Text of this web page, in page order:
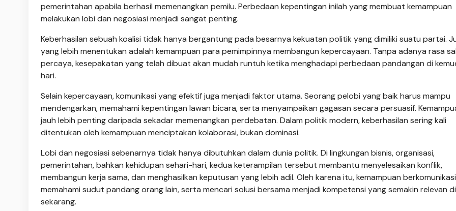
pemerintahan apabila berhasil memenangkan pemilu. Perbedaan kepentingan inilah yang membuat kemampuan
melakukan lobi dan negosiasi menjadi sangat penting.
Keberhasilan sebuah koalisi tidak hanya bergantung pada besarnya kekuatan politik yang dimiliki suatu partai.
yang lebih menentukan adalah kemampuan para pemimpinnya membangun kepercayaan. Tanpa adanya rasa
percaya, kesepakatan yang telah dibuat akan mudah runtuh ketika menghadapi perbedaan pandangan di
hari.
Selain kepercayaan, komunikasi yang efektif juga menjadi faktor utama. Seorang pelobi yang baik harus mampu
mendengarkan, memahami kepentingan lawan bicara, serta menyampaikan gagasan secara persuasif.
jauh lebih penting daripada sekadar memenangkan perdebatan. Dalam politik modern, keberhasilan sering kali
ditentukan oleh kemampuan menciptakan kolaborasi, bukan dominasi.
Lobi dan negosiasi sebenarnya tidak hanya dibutuhkan dalam dunia politik. Di lingkungan bisnis, organisasi,
pemerintahan, bahkan kehidupan sehari-hari, kedua keterampilan tersebut membantu menyelesaikan konflik,
membangun kerja sama, dan menghasilkan keputusan yang lebih adil. Oleh karena itu, kemampuan
memahami sudut pandang orang lain, serta mencari solusi bersama menjadi kompetensi yang semakin relevan
sekarang.